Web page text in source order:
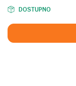
DOSTUPNO